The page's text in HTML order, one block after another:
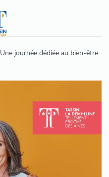
Une journée dédiée au bien-être